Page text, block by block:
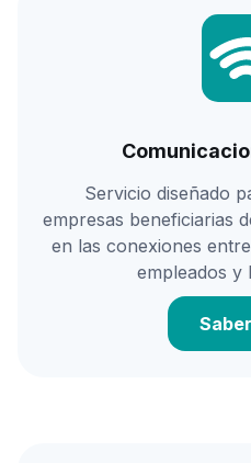
Servicio diseñado
empresas beneficiarias
en las conexiones
empleados y